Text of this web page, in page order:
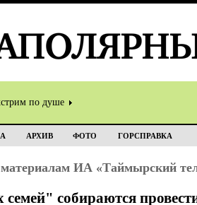
по душе
АРХИВ ФОТО ГОРСПРАВКА
ИА «Таймырский
собираются